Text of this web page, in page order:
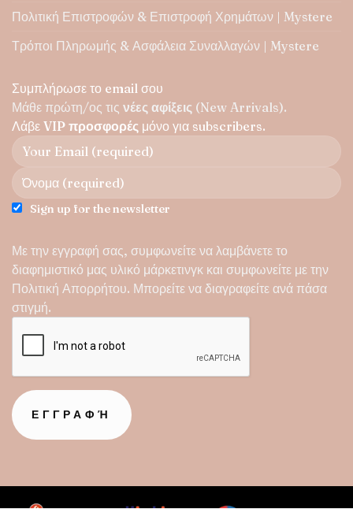
Πολιτική Επιστροφών & Επιστροφή Χρημάτων | Mystere
Τρόποι Πληρωμής & Ασφάλεια Συναλλαγών | Mystere
Συμπλήρωσε το email σου
Μάθε πρώτη/ος τις νέες αφίξεις (New Arrivals).
Λάβε VIP προσφορές μόνο για subscribers.
Sign up for the newsletter
Με την εγγραφή σας, συμφωνείτε να λαμβάνετε το
διαφημιστικό μας υλικό μάρκετινγκ και συμφωνείτε με την
Πολιτική Απορρήτου. Μπορείτε να διαγραφείτε ανά πάσα
στιγμή.